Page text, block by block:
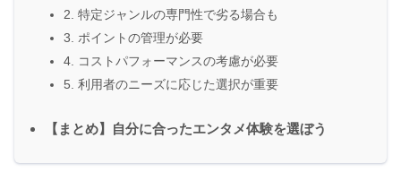
2. 特定ジャンルの専門性で劣る場合も
3. ポイントの管理が必要
4. コストパフォーマンスの考慮が必要
5. 利用者のニーズに応じた選択が重要
【まとめ】自分に合ったエンタメ体験を選ぼう